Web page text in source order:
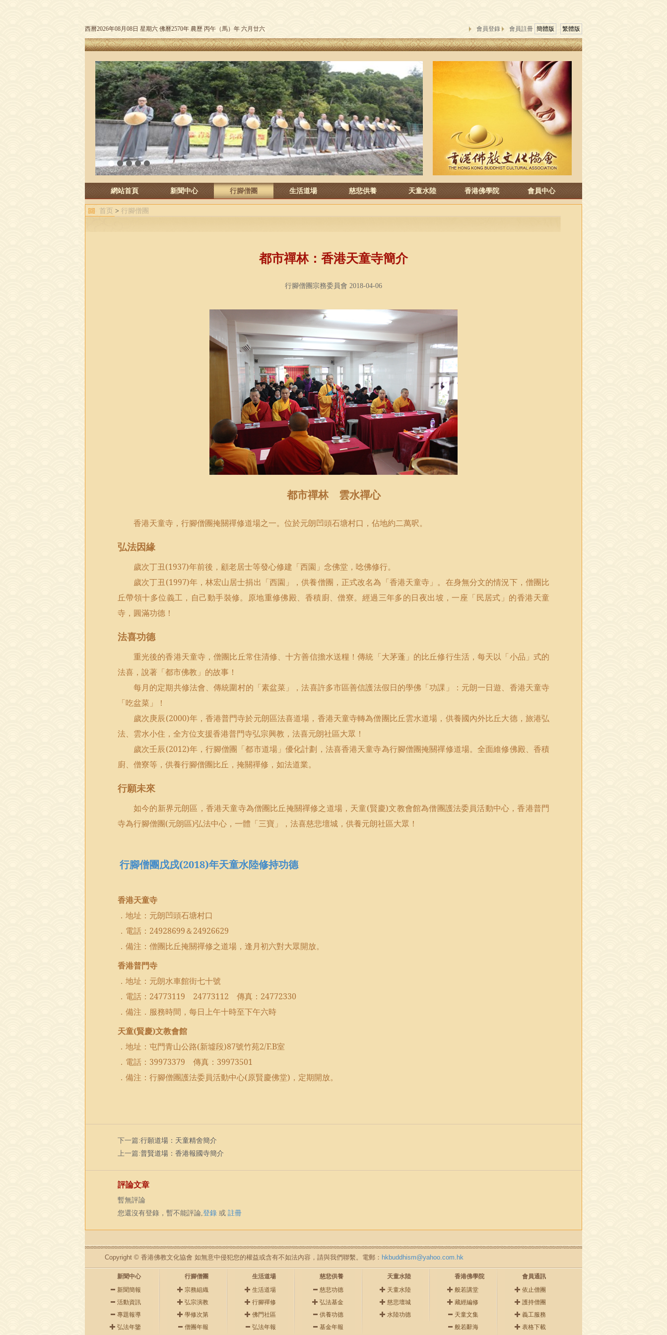
西曆2026年08月08日 星期六 佛曆2570年 農歷 丙午（馬）年 六月廿六 會員登錄 會員註冊 簡體版 繁體版
1 2 3 4 5
網站首頁 新聞中心 行腳僧團 生活道場 慈悲供養 天童水陸 香港佛學院 會員中心
首页 > 行腳僧團
都市禪林：香港天童寺簡介
行腳僧團宗務委員會 2018-04-06
都市禪林 雲水禪心
香港天童寺，行腳僧團掩關禪修道場之一。位於元朗凹頭石塘村口，佔地約二萬呎。
弘法因緣
歲次丁丑(1937)年前後，顧老居士等發心修建「西園」念佛堂，唸佛修行。
歲次丁丑(1997)年，林宏山居士捐出「西園」，供養僧團，正式改名為「香港天童寺」。在身無分文的情況下，僧團比
丘帶領十多位義工，自己動手裝修。原地重修佛殿、香積廚、僧寮。經過三年多的日夜出坡，一座「民居式」的香港天童
寺，圓滿功德！
法喜功德
重光後的香港天童寺，僧團比丘常住清修、十方善信擔水送糧！傳統「大茅蓬」的比丘修行生活，每天以「小品」式的
法喜，說著「都市佛教」的故事！
每月的定期共修法會、傳統圍村的「素盆菜」，法喜許多市區善信護法假日的學佛「功課」：元朗一日遊、香港天童寺
「吃盆菜」！
歲次庚辰(2000)年，香港普門寺於元朗區法喜道場，香港天童寺轉為僧團比丘雲水道場，供養國內外比丘大德，旅港弘
法、雲水小住，全方位支援香港普門寺弘宗興教，法喜元朗社區大眾！
歲次壬辰(2012)年，行腳僧團「都市道場」優化計劃，法喜香港天童寺為行腳僧團掩關禪修道場。全面維修佛殿、香積
廚、僧寮等，供養行腳僧團比丘，掩關禪修，如法道業。
行願未來
如今的新界元朗區，香港天童寺為僧團比丘掩關禪修之道場，天童(賢慶)文教會館為僧團護法委員活動中心，香港普門
寺為行腳僧團(元朗區)弘法中心，一體「三寶」，法喜慈悲壇城，供養元朗社區大眾！
行腳僧團戊戌(2018)年天童水陸修持功德
香港天童寺
．地址：元朗凹頭石塘村口
．電話： 24928699＆24926629
．備注：僧團比丘掩關禪修之道場，逢月初六對大眾開放。
香港普門寺
．地址：元朗水車館街七十號
．電話： 24773119 24773112 傳真： 24772330
．備注．服務時間，每日上午十時至下午六時
天童(賢慶)文教會館
．地址：屯門青山公路(新墟段)87號竹苑2/F.B室
．電話： 39973379 傳真： 39973501
．備注：行腳僧團護法委員活動中心(原賢慶佛堂) ，定期開放。
下一篇:行願道場：天童精舍簡介
上一篇:普賢道場：香港報國寺簡介
評論文章
暫無評論
您還沒有登錄，暫不能評論,登錄 或 註冊
Copyright © 香港佛教文化協會 如無意中侵犯您的權益或含有不如法內容，請與我們聯繫。電郵： hkbuddhism@yahoo.com.hk
新聞中心
新聞簡報
活動資訊
專題報導
弘法年鑒
行腳僧團
宗務組織
弘宗演教
學修次第
僧團年報
生活道場
生活道場
行腳禪修
佛門社區
弘法年報
慈悲供養
慈悲功德
弘法基金
供養功德
基金年報
天童水陸
天童水陸
慈悲壇城
水陸功德
香港佛學院
般若講堂
藏經編修
天童文集
般若辭海
會員通訊
依止僧團
護持僧團
義工服務
表格下載